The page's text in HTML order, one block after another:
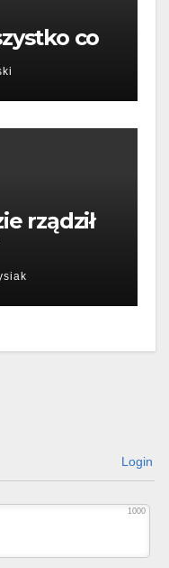
co
rządził
Login
1000